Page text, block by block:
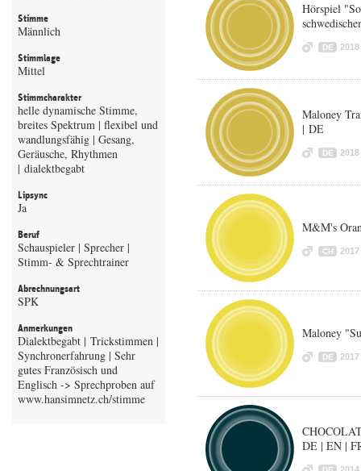
Stimme
Männlich
Stimmlage
Mittel
Stimmcharakter
helle dynamische Stimme,
breites Spektrum | flexibel und
wandlungsfähig | Gesang,
Geräusche, Rhythmen
| dialektbegabt
Lipsync
Ja
Beruf
Schauspieler | Sprecher |
Stimm- & Sprechtrainer
Abrechnungsart
SPK
Anmerkungen
Dialektbegabt | Trickstimmen |
Synchronerfahrung | Sehr
gutes Französisch und
Englisch -> Sprechproben auf
Hörspiel
DE 2018
Maloney
| DE
DE 2018
M&M's
CH 2017
Maloney
DE 2017
DE | EN |